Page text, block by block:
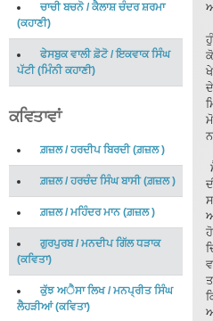
ਚਾਚੀ ਬਚਨੋ/ਕੈਲਾਸ਼ ਚੰਦਰ ਸ਼ਰਮਾ
(ਕਹਾਣੀ)
ਫੇਸਬੁਕ ਵਾਲੀ ਫ਼ੋਟੋ/ਇਕਵਾਕ ਸਿੰਘ
ਪੱਟੀ(ਮਿੰਨੀ ਕਹਾਣੀ)
ਕਵਿਤਾਵਾਂ
ਗ਼ਜ਼ਲ/ਹਰਦੀਪ ਬਿਰਦੀ(ਗ਼ਜ਼ਲ)
ਗ਼ਜ਼ਲ/ ਹਰਚੰਦ ਸਿੰਘ ਬਾਸੀ(ਗ਼ਜ਼ਲ)
ਗ਼ਜ਼ਲ/ਮਹਿੰਦਰ ਮਾਨ(ਗ਼ਜ਼ਲ)
ਗੁਰਪੁਰਬ/ ਮਨਦੀਪ ਗਿੱਲ ਧੜਾਕ
(ਕਵਿਤਾ)
ਕੁੱਝ ਅੈਸਾ ਲਿਖ/ਮਨਪ੍ਰੀਤ ਸਿੰਘ
ਲੈਹੜੀਆਂ(ਕਵਿਤਾ)